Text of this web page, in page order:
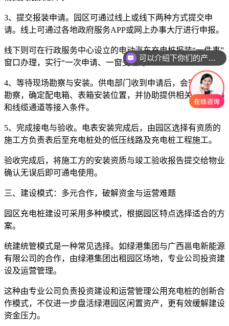
3、提交报装申请。园区可通过线上或线下两种方式提交申
请。线上可通过各地政府服务APP或网上办事大厅进行申报。
线下则可在行政服务中心设立的电动汽车充电桩报装“一件事”
窗口办理，实行“一次申请、一窗受理”。
4、等待现场勘察与安装。供电部门收到申请后，会安排现场
勘察，确定配电箱、表箱安装位置，并协助提供相关图纸资料
和线缆通道等接入条件。
5、完成接电与验收。电表安装完成后，由园区选择有资质的
施工方负责表后至充电桩处的低压线路及充电桩工程施工。
验收完成后，将施工方的安装资质与竣工验收报告提交给物业
确认无误后即可通电使用。
三、建设模式：多元合作，破解资金与运营难题
园区充电桩建设可采用多种模式，根据园区特点选择适合的方
案。
统建统管模式是一种常见选择。如绿港集团与广西邕电新能源
有限公司的合作，由绿港集团出租园区场地，专业公司投资建
设及运营管理。
这种由专业公司负责投资建设和运营管理公用充电桩的创新合
作模式，不仅进一步盘活绿港园区闲置资产，更有效缓解建设
资金压力。
可以介绍下你们的产品么